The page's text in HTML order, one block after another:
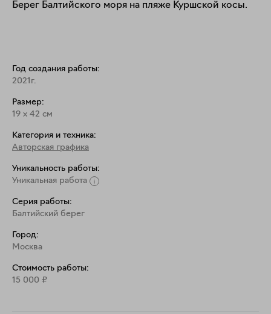
Берег Балтийского моря на пляже Куршской косы.
Год создания работы:
2021г.
Размер:
19 x 42 см
Категория и техника:
Авторская графика
Уникальность работы:
Уникальная работа
Серия работы:
Балтийский берег
Город:
Москва
Стоимость работы:
15 000 ₽